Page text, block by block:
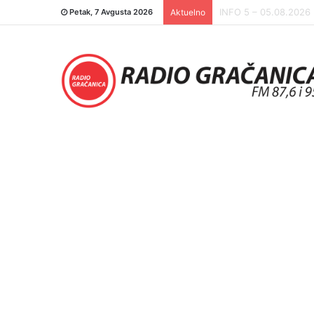
Petak, 7 Avgusta 2026 Aktuelno INFO 5 – 04.08.2026.